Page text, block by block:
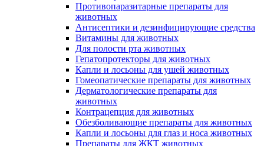
Противопаразитарные препараты для
животных
Антисептики и дезинфицирующие средства
Витамины для животных
Для полости рта животных
Гепатопротекторы для животных
Капли и лосьоны для ушей животных
Гомеопатические препараты для животных
Дерматологические препараты для
животных
Контрацепция для животных
Обезболивающие препараты для животных
Капли и лосьоны для глаз и носа животных
Препараты для ЖКТ животных